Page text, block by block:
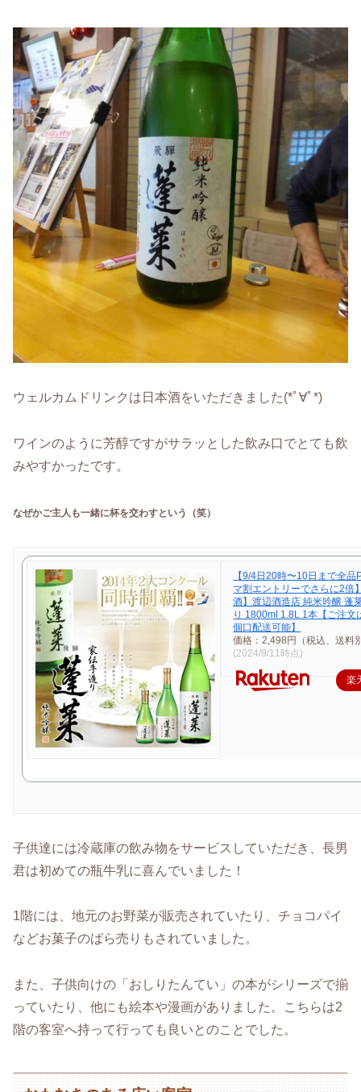
ウェルカムドリンクは日本酒をいただきました(*ﾟ∀ﾟ*)
ワインのように芳醇ですがサラッとした飲み口でとても飲
みやすかったです。
なぜかご主人も一緒に杯を交わすという（笑）
【9/4日20時〜10日まで全品
マ割エントリーでさらに2倍
酒】渡辺酒造店 純米吟醸 蓬
り 1800ml 1.8L 1本【ご注文
個口配送可能】
価格：2,498円（税込、送料
(2024/9/11時点)
楽
子供達には冷蔵庫の飲み物をサービスしていただき、長男
君は初めての瓶牛乳に喜んでいました！
1階には、地元のお野菜が販売されていたり、チョコパイ
などお菓子のばら売りもされていました。
また、子供向けの「おしりたんてい」の本がシリーズで揃
っていたり、他にも絵本や漫画がありました。こちらは2
階の客室へ持って行っても良いとのことでした。